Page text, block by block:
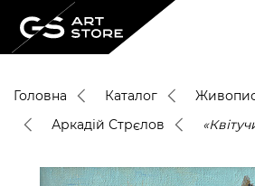
Головна Каталог
Аркадій Стрєлов